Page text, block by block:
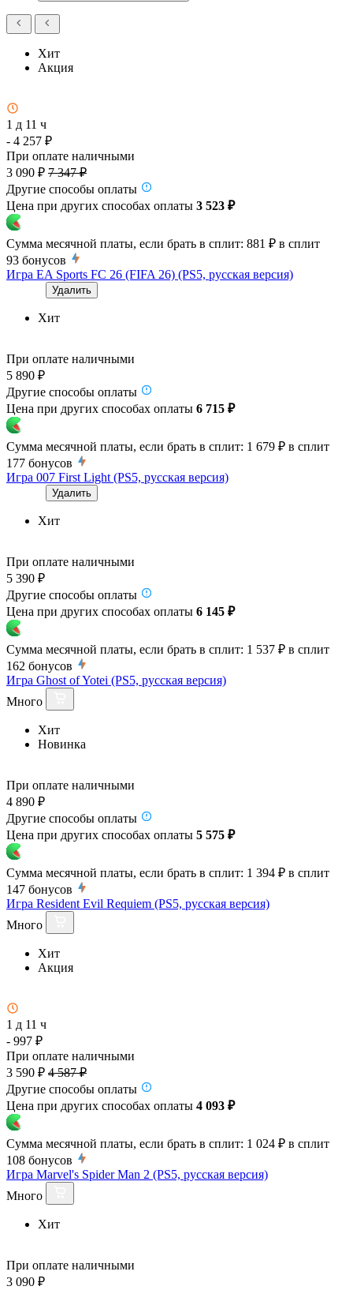
Хит
Акция
1 д 11 ч
- 4 257 ₽
При оплате наличными
3 090 ₽ 7 347 ₽
Другие способы оплаты
Цена при других способах оплаты 3 523 ₽
Сумма месячной платы, если брать в сплит: 881 ₽ в сплит
93 бонусов
Игра EA Sports FC 26 (FIFA 26) (PS5, русская версия)
Удалить
Хит
При оплате наличными
5 890 ₽
Другие способы оплаты
Цена при других способах оплаты 6 715 ₽
Сумма месячной платы, если брать в сплит: 1 679 ₽ в сплит
177 бонусов
Игра 007 First Light (PS5, русская версия)
Удалить
Хит
При оплате наличными
5 390 ₽
Другие способы оплаты
Цена при других способах оплаты 6 145 ₽
Сумма месячной платы, если брать в сплит: 1 537 ₽ в сплит
162 бонусов
Игра Ghost of Yotei (PS5, русская версия)
Много
Хит
Новинка
При оплате наличными
4 890 ₽
Другие способы оплаты
Цена при других способах оплаты 5 575 ₽
Сумма месячной платы, если брать в сплит: 1 394 ₽ в сплит
147 бонусов
Игра Resident Evil Requiem (PS5, русская версия)
Много
Хит
Акция
1 д 11 ч
- 997 ₽
При оплате наличными
3 590 ₽ 4 587 ₽
Другие способы оплаты
Цена при других способах оплаты 4 093 ₽
Сумма месячной платы, если брать в сплит: 1 024 ₽ в сплит
108 бонусов
Игра Marvel's Spider Man 2 (PS5, русская версия)
Много
Хит
При оплате наличными
3 090 ₽